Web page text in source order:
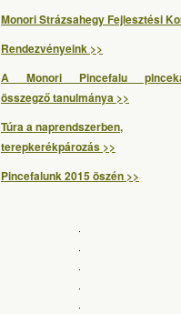
Monori Strázsahegy Fejlesztési
Rendezvényeink >>
A Monori Pincefalu
összegző tanulmánya >>
Túra a naprendszerben,
terepkerékpározás >>
Pincefalunk 2015 öszén >>